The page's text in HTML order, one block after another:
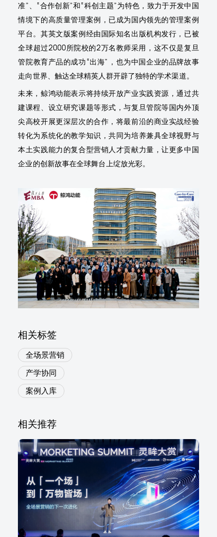
准”、“合作创新”和“科创主题”为特色，致力于开发中国
情境下的高质量管理案例，已成为国内领先的管理案例
平台。其英文版案例经由国际知名出版机构发行，已被
全球超过2000所院校的2万名教师采用，这不仅是复旦
管院教育产品的成功“出海”，也为中国企业的品牌故事
走向世界、触达全球精英人群开辟了独特的学术渠道。
未来，鲸鸿动能表示将持续开放产业实践资源，通过共
建课程、设立研究课题等形式，与复旦管院等国内外顶
尖高校开展更深层次的合作，将最前沿的商业实战经验
转化为系统化的教学知识，共同为培养兼具全球视野与
本土实践能力的复合型营销人才贡献力量，让更多中国
企业的创新故事在全球舞台上绽放光彩。
相关标签
全场景营销
产学协同
案例入库
相关推荐